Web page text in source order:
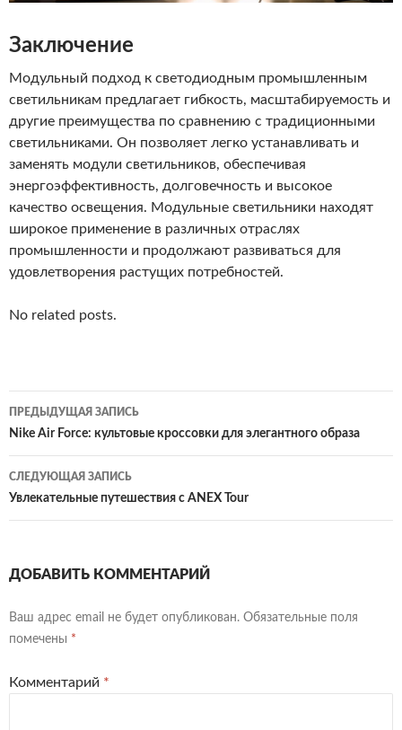
Заключение
Модульный подход к светодиодным промышленным
светильникам предлагает гибкость, масштабируемость и
другие преимущества по сравнению с традиционными
светильниками. Он позволяет легко устанавливать и
заменять модули светильников, обеспечивая
энергоэффективность, долговечность и высокое
качество освещения. Модульные светильники находят
широкое применение в различных отраслях
промышленности и продолжают развиваться для
удовлетворения растущих потребностей.
No related posts.
Навигация
по
записям
ПРЕДЫДУЩАЯ ЗАПИСЬ
Nike Air Force: культовые кроссовки для элегантного образа
СЛЕДУЮЩАЯ ЗАПИСЬ
Увлекательные путешествия с ANEX Tour
ДОБАВИТЬ КОММЕНТАРИЙ
Ваш адрес email не будет опубликован. Обязательные поля
помечены *
Комментарий *